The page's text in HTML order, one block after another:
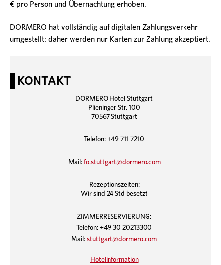
€ pro Person und Übernachtung erhoben.
DORMERO hat vollständig auf digitalen Zahlungsverkehr
umgestellt: daher werden nur Karten zur Zahlung akzeptiert.
KONTAKT
DORMERO Hotel Stuttgart
Plieninger Str. 100
70567 Stuttgart
Telefon: +49 711 7210
Mail: fo.stuttgart@dormero.com
Rezeptionszeiten:
Wir sind 24 Std besetzt
ZIMMERRESERVIERUNG:
Telefon: +49 30 20213300
Mail: stuttgart@dormero.com
Hotelinformation